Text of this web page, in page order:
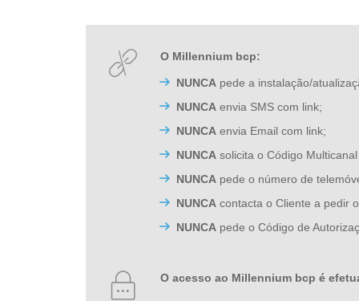
O Millennium bcp:
NUNCA pede a instalação/
NUNCA envia SMS com link;
NUNCA envia Email com link;
NUNCA solicita o Código
NUNCA pede o número de
NUNCA contacta o Cliente a pedir
NUNCA pede o Código de
O acesso ao Millennium bcp é